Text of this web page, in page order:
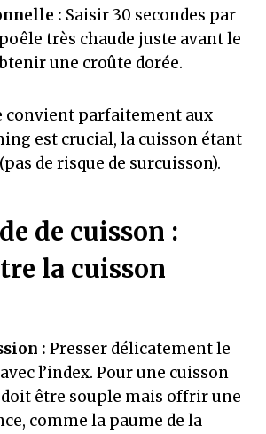
: Saisir 30 secondes par
très chaude juste avant le
une croûte dorée.
convient parfaitement aux
est crucial, la cuisson étant
de risque de surcuisson).
de cuisson :
la cuisson
: Presser délicatement le
l’index. Pour une cuisson
être souple mais offrir une
comme la paume de la